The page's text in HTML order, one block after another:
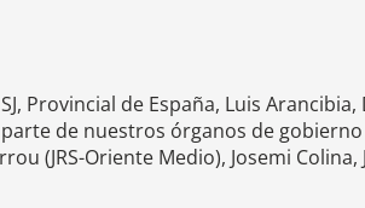
Provincial de España, Luis
de nuestros órganos de
(JRS-Oriente Medio), Josemi